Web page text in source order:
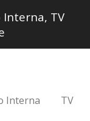
Interna, TV
Interna TV